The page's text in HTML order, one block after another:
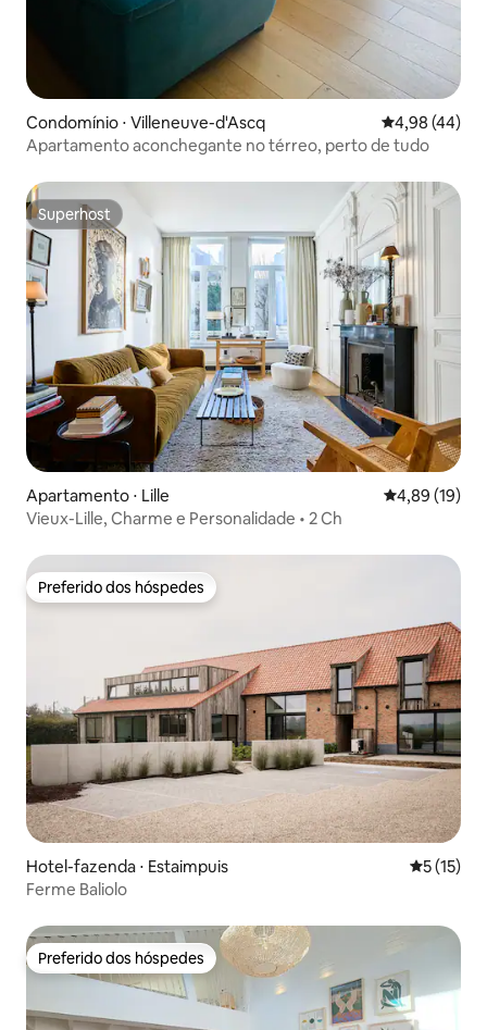
Condomínio ⋅ Villeneuve-d'Ascq 4,98 de uma
4,98 (44)
Apartamento aconchegante no térreo, perto de tudo
Superhost
Superhost
Apartamento ⋅ Lille 4,89 de uma
4,89 (19)
Vieux-Lille, Charme e Personalidade • 2 Ch
Preferido dos hóspedes
Preferido dos hóspedes
Hotel-fazenda ⋅ Estaimpuis 5 de uma
5 (15)
Ferme Baliolo
Preferido dos hóspedes
Preferido dos hóspedes